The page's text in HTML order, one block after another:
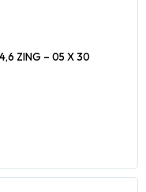
ZING – 05 X 30